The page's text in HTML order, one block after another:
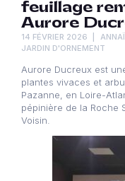
feuillage
Aurore
14 FÉVRIER 2026
JARDIN D'ORNEMENT
Aurore Ducreux est
plantes vivaces et
Pazanne, en Loire-
pépinière de la Roche
Voisin.